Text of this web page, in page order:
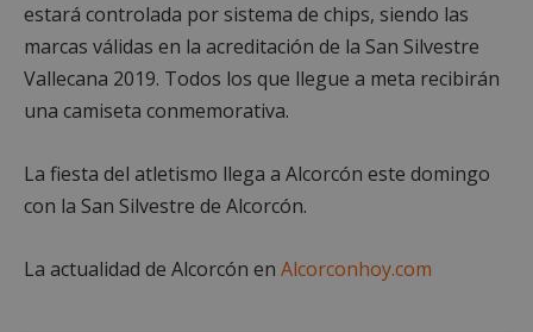
estará controlada por sistema de chips, siendo las
marcas válidas en la acreditación de la San Silvestre
Vallecana 2019. Todos los que llegue a meta recibirán
una camiseta conmemorativa.
La fiesta del atletismo llega a Alcorcón este domingo
con la San Silvestre de Alcorcón.
La actualidad de Alcorcón en Alcorconhoy.com
Cookies de
preferencias
Cookies de
funcionalidad